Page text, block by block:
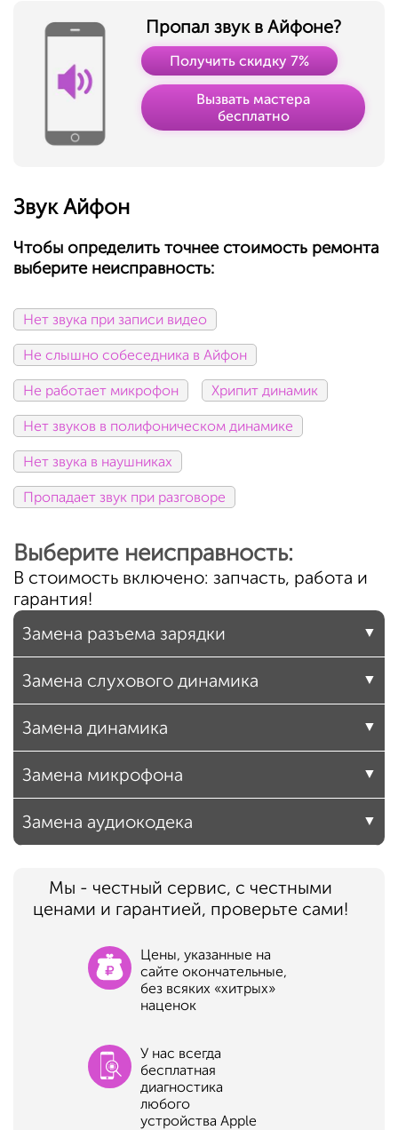
Пропал звук в Айфоне?
Получить скидку 7%
Вызвать мастера
бесплатно
Звук Айфон
Чтобы определить точнее стоимость ремонта
выберите неисправность:
Нет звука при записи видео
Не слышно собеседника в Айфон
Не работает микрофон Хрипит динамик
Нет звуков в полифоническом динамике
Нет звука в наушниках
Пропадает звук при разговоре
Выберите неисправность:
В стоимость включено: запчасть, работа и
гарантия!
Замена разъема зарядки
Замена слухового динамика
Замена динамика
Замена микрофона
Замена аудиокодека
Мы - честный сервис, с честными
ценами и гарантией, проверьте сами!
Цены, указанные на
сайте окончательные,
без всяких «хитрых»
наценок
У нас всегда
бесплатная
диагностика
любого
устройства Apple